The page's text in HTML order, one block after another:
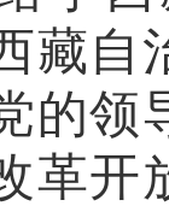
藏自
的领
革开